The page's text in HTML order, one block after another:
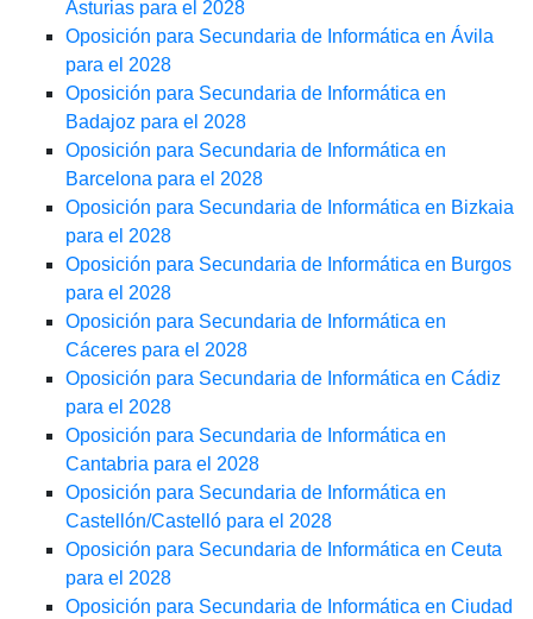
Asturias para el 2028
Oposición para Secundaria de Informática en Ávila
para el 2028
Oposición para Secundaria de Informática en
Badajoz para el 2028
Oposición para Secundaria de Informática en
Barcelona para el 2028
Oposición para Secundaria de Informática en Bizkaia
para el 2028
Oposición para Secundaria de Informática en Burgos
para el 2028
Oposición para Secundaria de Informática en
Cáceres para el 2028
Oposición para Secundaria de Informática en Cádiz
para el 2028
Oposición para Secundaria de Informática en
Cantabria para el 2028
Oposición para Secundaria de Informática en
Castellón/Castelló para el 2028
Oposición para Secundaria de Informática en Ceuta
para el 2028
Oposición para Secundaria de Informática en Ciudad